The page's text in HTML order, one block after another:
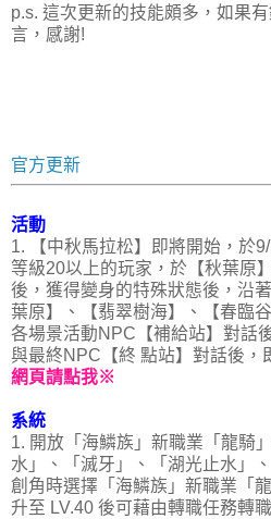
p.s. 這次更新的技能頗多，如果
言，感謝!
官方更新
活動
1. 【中秋馬拉松】即將開始，於
等級20以上的玩家，於【秋葉原
後，獲得變身的特殊狀態後，沿
葉原】、【翡翠樹海】、【春臨
各場景活動NPC【補給站】對話
與最終NPC【終 點站】對話後，
網頁請點我※
系統
1. 開放「海鱗族」新職業「龍騎
水」、「滅牙」、「湖光止水」
創角時選擇「海鱗族」新職業「
升至 LV.40 後可藉由轉職任務轉